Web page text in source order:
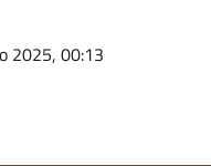
2025, 00:13